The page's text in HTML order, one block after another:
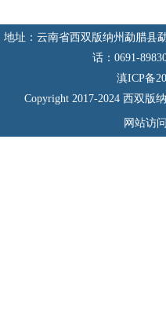
地址：云南省西双版纳州勐腊
话：0691-
滇ICP备
Copyright 2017-2024 西双版
网站访